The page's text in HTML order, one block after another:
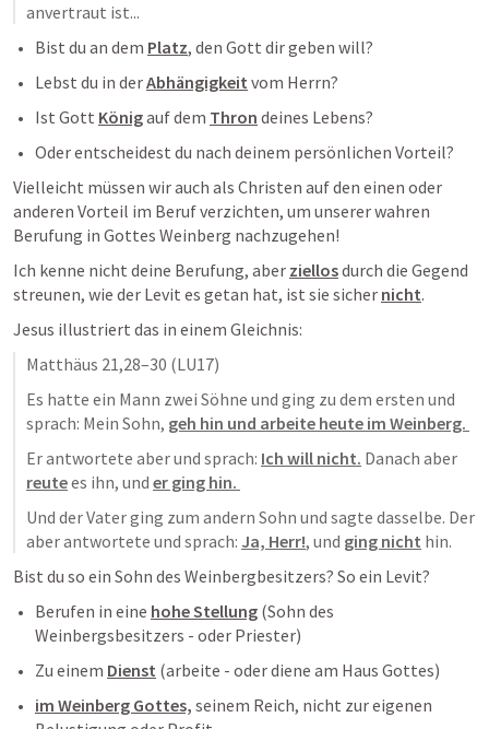
anvertraut ist...
Bist du an dem Platz, den Gott dir geben will?
Lebst du in der Abhängigkeit vom Herrn?
Ist Gott König auf dem Thron deines Lebens?
Oder entscheidest du nach deinem persönlichen Vorteil?
Vielleicht müssen wir auch als Christen auf den einen oder
anderen Vorteil im Beruf verzichten, um unserer wahren
Berufung in Gottes Weinberg nachzugehen!
Ich kenne nicht deine Berufung, aber ziellos durch die Gegend
streunen, wie der Levit es getan hat, ist sie sicher nicht.
Jesus illustriert das in einem Gleichnis:
Matthäus 21,28–30 (LU17)
Es hatte ein Mann zwei Söhne und ging zu dem ersten und
sprach: Mein Sohn, geh hin und arbeite heute im Weinberg.
Er antwortete aber und sprach: Ich will nicht.
reute es ihn, und er ging hin.
Und der Vater ging zum andern Sohn und sagte dasselbe. Der
aber antwortete und sprach: Ja, Herr!, und ging nicht hin.
Bist du so ein Sohn des Weinbergbesitzers? So ein Levit?
Berufen in eine hohe Stellung (Sohn des
Weinbergsbesitzers - oder Priester)
Zu einem Dienst (arbeite - oder diene am Haus Gottes)
im Weinberg Gottes, seinem Reich, nicht zur eigenen